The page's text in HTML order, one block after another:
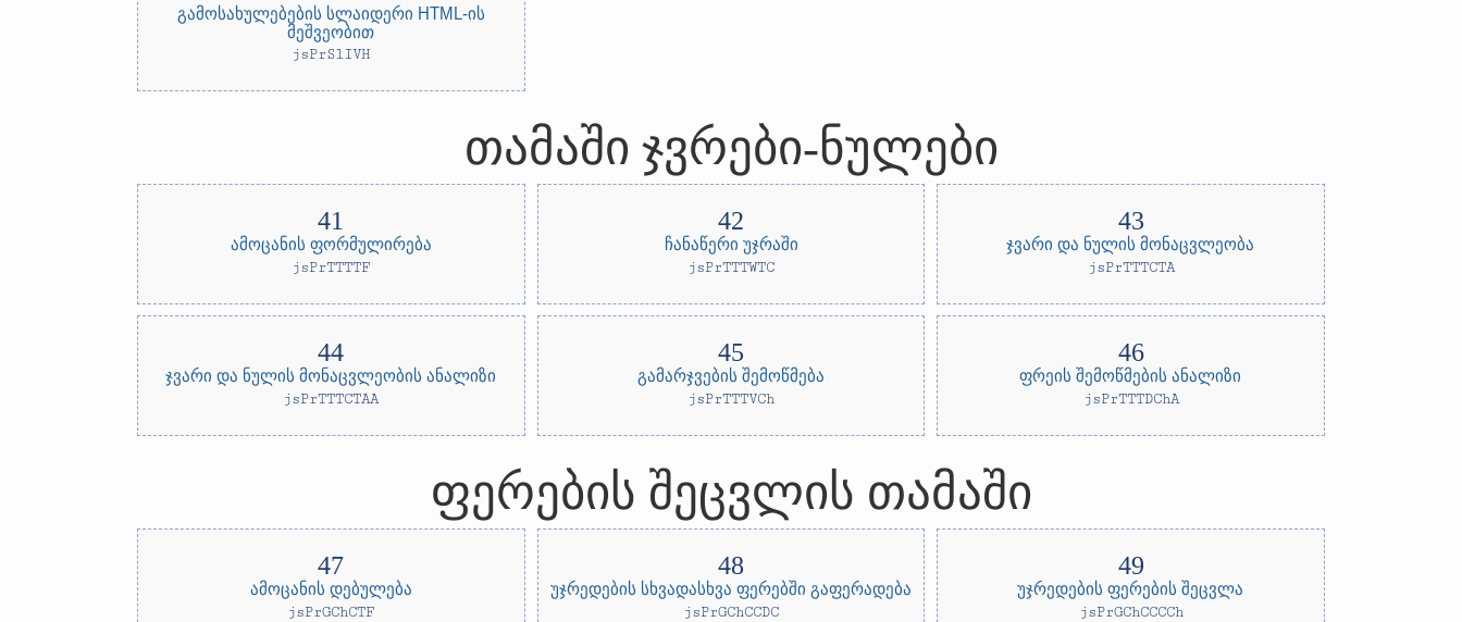
გამოსახულებების სლაიდერი HTML-ის
მეშვეობით
jsPrSlIVH
თამაში ჯვრები-ნულები
ამოცანის ფორმულირება
jsPrTTTTF
ჩანაწერი უჯრაში
jsPrTTTWTC
ჯვარი და ნულის მონაცვლეობა
jsPrTTTCTA
ჯვარი და ნულის მონაცვლეობის ანალიზი
jsPrTTTCTAA
გამარჯვების შემოწმება
jsPrTTTVCh
ფრეის შემოწმების ანალიზი
jsPrTTTDChA
ფერების შეცვლის თამაში
ამოცანის დებულება
jsPrGChCTF
უჯრედების სხვადასხვა ფერებში გაფერადება
jsPrGChCCDC
უჯრედების ფერების შეცვლა
jsPrGChCCCCh